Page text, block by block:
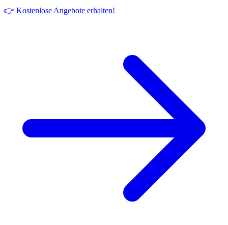
👉 Kostenlose Angebote erhalten!